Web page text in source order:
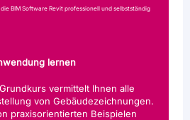
BIM Software Revit professionell und selbstständig
lernen
vermittelt Ihnen alle
von Gebäudezeichnungen.
praxisorientierten Beispielen